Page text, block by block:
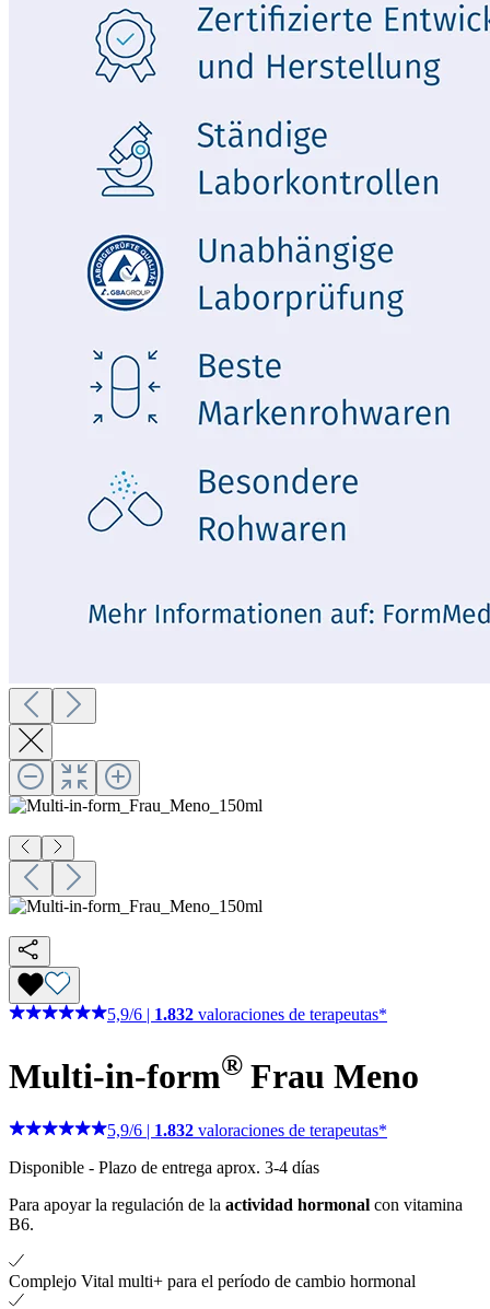
5,9/6 1.832 valoraciones de terapeutas*
Multi-in-form® Frau Meno
5,9/6 | 1.832 valoraciones de terapeutas*
Disponible - Plazo de entrega aprox. 3-4 días
Para apoyar la regulación de la actividad hormonal con vitamina
B6.
Complejo Vital multi+ para el período de cambio hormonal